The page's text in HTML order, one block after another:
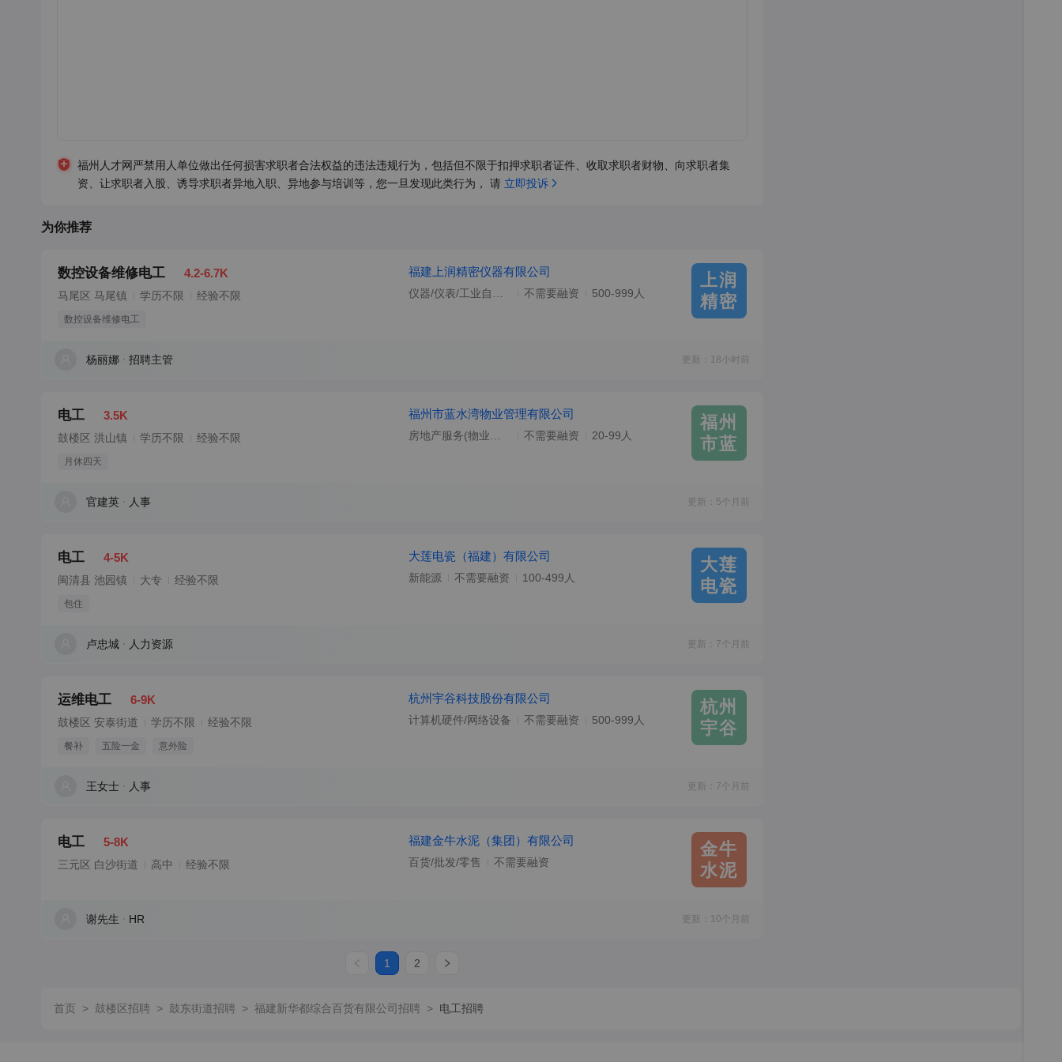
福州人才网严禁用人单位做出任何损害求职者合法权益的违法违规行为，包括但不限于扣押求职者证件、收取求职者财物、向求职者集
资、让求职者入股、诱导求职者异地入职、异地参与培训等，您一旦发现此类行为， 请 立即投诉
为你推荐
数控设备维修电工 4.2-6.7K
马尾区 马尾镇 学历不限 经验不限
数控设备维修电工
福建上润精密仪器有限公司
不需要融资 500-999人
上润
精密
杨丽娜 招聘主管 更新：18小时前
电工 3.5K
鼓楼区 洪山镇 学历不限 经验不限
月休四天
福州市蓝水湾物业管理有限公司
不需要融资 20-99人
福州
市蓝
官建英 人事 更新：5个月前
电工 4-5K
闽清县 池园镇 大专 经验不限
包住
大莲电瓷（福建）有限公司
新能源 不需要融资 100-499人
大莲
电瓷
卢忠城 人力资源 更新：7个月前
运维电工 6-9K
鼓楼区 安泰街道 学历不限 经验不限
餐补 五险一金 意外险
杭州宇谷科技股份有限公司
计算机硬件/网络设备 不需要融资 500-999人
杭州
宇谷
王女士 人事 更新：7个月前
电工 5-8K
三元区 白沙街道 高中 经验不限
福建金牛水泥（集团）有限公司
百货/批发/零售 不需要融资
金牛
水泥
谢先生 HR 更新：10个月前
1 2
首页 > 鼓楼区招聘 > 鼓东街道招聘 > 福建新华都综合百货有限公司招聘 > 电工招聘